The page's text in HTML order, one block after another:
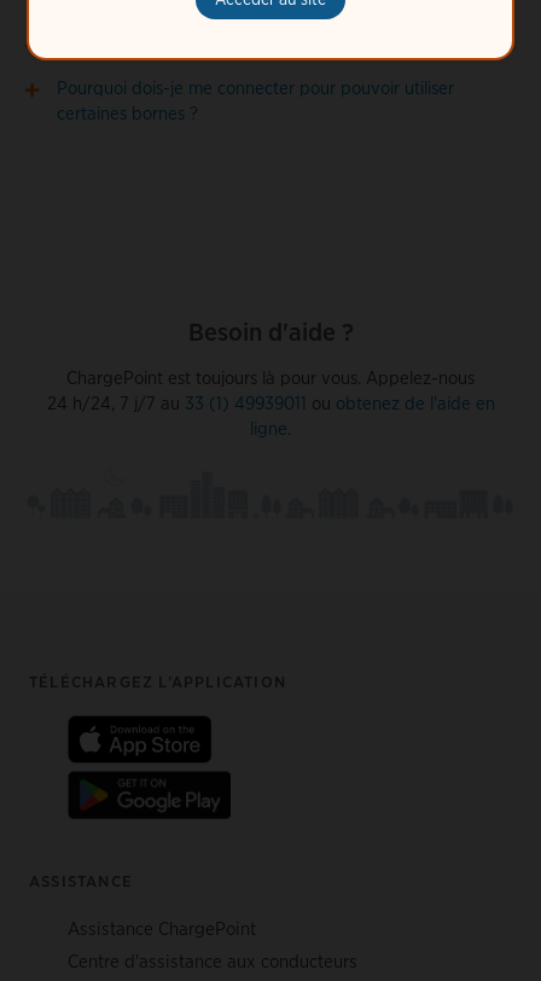
Pourquoi dois-je me connecter pour pouvoir utiliser
certaines bornes ?
Besoin d'aide ?
ChargePoint est toujours là pour vous. Appelez-nous
24 h/24, 7 j/7 au 33 (1) 49939011 ou obtenez de l'aide en
ligne.
Footer
TÉLÉCHARGEZ L’APPLICATION
ASSISTANCE
Assistance ChargePoint
Centre d'assistance aux conducteurs